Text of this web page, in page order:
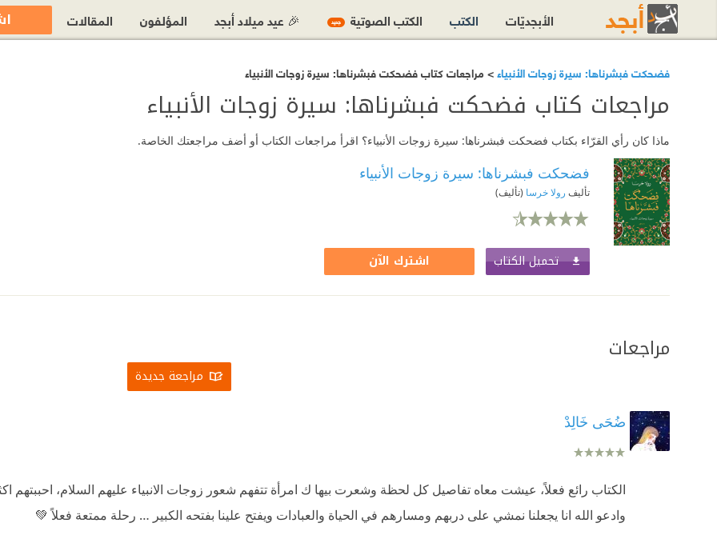
فضحكت فبشرناها: سيرة زوجات الأنبياء> مراجعات كتاب فضحكت فبشرناها: سيرة زوجات الأنبياء
مراجعات كتاب فضحكت فبشرناها: سيرة زوجات الأنبياء
ماذا كان رأي القرّاء بكتاب فضحكت فبشرناها: سيرة زوجات الأنبياء؟ اقرأ مراجعات الكتاب أو أضف مراجعتك الخاصة.
فضحكت فبشرناها: سيرة زوجات الأنبياء
تأليف رولا خرسا (تأليف)
تحميل الكتاب اشترك الآن
مراجعات
مراجعة جديدة
ضُحَى خَالِدْ
الكتاب رائع فعلاً، عيشت معاه تفاصيل كل لحظة وشعرت بيها ك امرأة تتفهم شعور زوجات الانبياء عليهم السلام، احببتهم
وادعو الله انا يجعلنا نمشي على دربهم ومسارهم في الحياة والعبادات ويفتح علينا بفتحه الكبير … رحلة ممتعة فعلاً 💚
الأبجديّات الكتب الكتب الصوتية جديد 🎉 عيد ميلاد أبجد المؤلفون المقالات